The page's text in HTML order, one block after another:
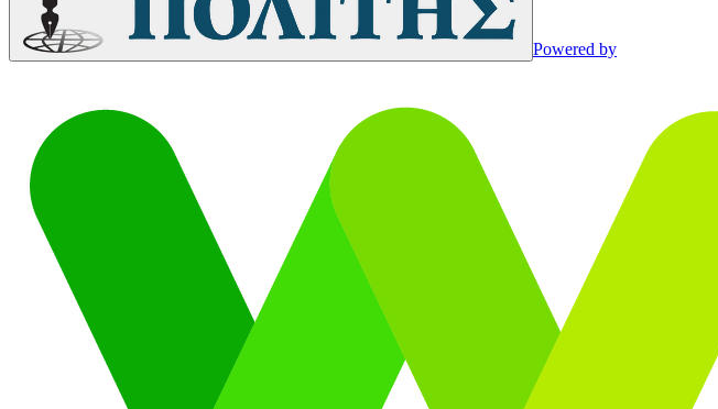
Powered by